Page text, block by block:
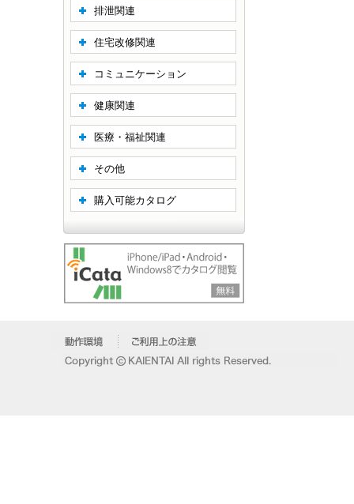
排泄関連
住宅改修関連
コミュニケーション
健康関連
医療・福祉関連
その他
購入可能カタログ